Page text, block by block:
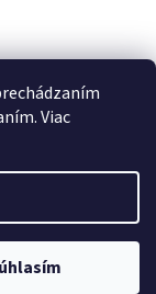
Viac
Upraviť